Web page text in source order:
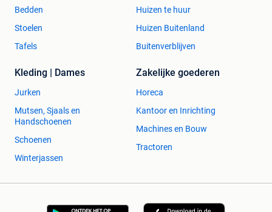
Bedden
Stoelen
Tafels
Huizen te huur
Huizen Buitenland
Buitenverblijven
Kleding | Dames
Jurken
Mutsen, Sjaals en
Handschoenen
Schoenen
Winterjassen
Zakelijke goederen
Horeca
Kantoor en Inrichting
Machines en Bouw
Tractoren